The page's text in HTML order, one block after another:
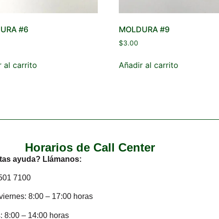
#6
al carrito
MOLDURA #9
$3.00
Añadir al carrito
Horarios de Call Center
ayuda? Llámanos:
7100
8:00 – 17:00 horas
8:00 – 14:00 horas